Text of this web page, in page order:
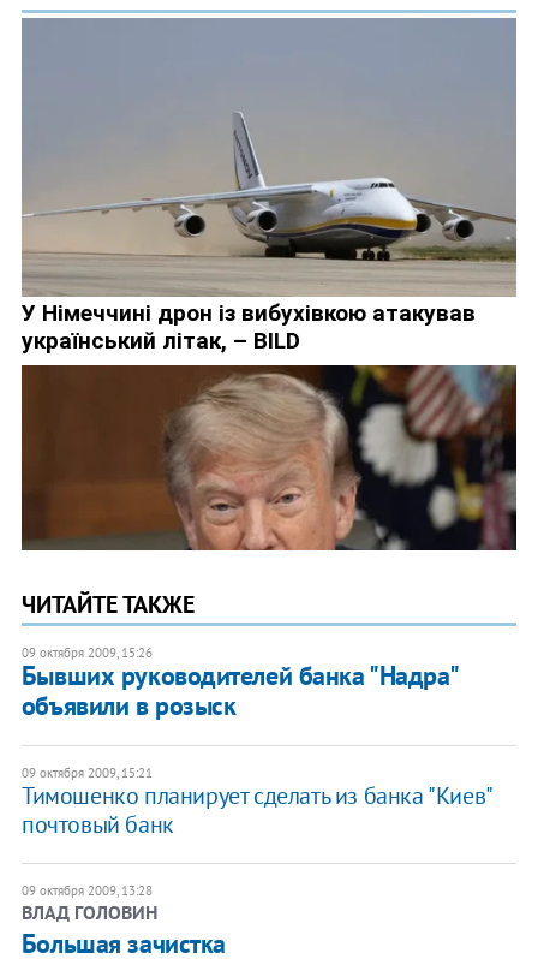
ЧИТАЙТЕ ТАКЖЕ
09 октября 2009, 15:26
Бывших руководителей банка "Надра"
объявили в розыск
09 октября 2009, 15:21
Тимошенко планирует сделать из банка "Киев"
почтовый банк
09 октября 2009, 13:28
ВЛАД ГОЛОВИН
Большая зачистка